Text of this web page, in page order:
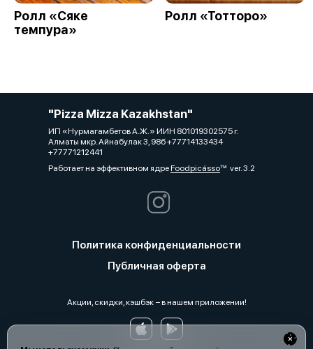
Ролл «Сяке
темпура»
Ролл «Тотторо»
"Pizza Mizza Kazakhstan"
ИП «Нурмагамбетов А.Ж.» ИИН 801019302575 г.
Алматы мкр. Айнабулак 3, 98б +77714133434
+77771212441
Работает на эффективном ядреFoodpicássover. 3.2
Политика конфиденциальности
Публичная оферта
Акции, скидки, кэшбэк − в нашем приложении!